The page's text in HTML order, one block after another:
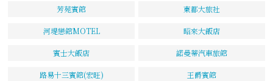
芳苑賓館 東都大旅社
河堤戀館MOTEL 昭來大飯店
賓士大飯店 諾曼蒂汽車旅館
路易十三賓館(宏旺) 王爵賓館